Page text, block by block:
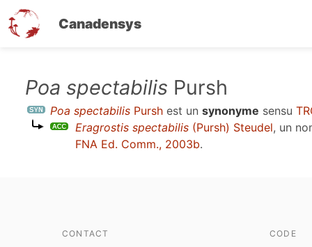
Canadensys
contenu
principal
Poa spectabilis Pursh
Poa spectabilis Pursh est un synonyme sensu
Eragrostis spectabilis (Pursh) Steudel, un
FNA Ed. Comm., 2003b.
CONTACT CODE